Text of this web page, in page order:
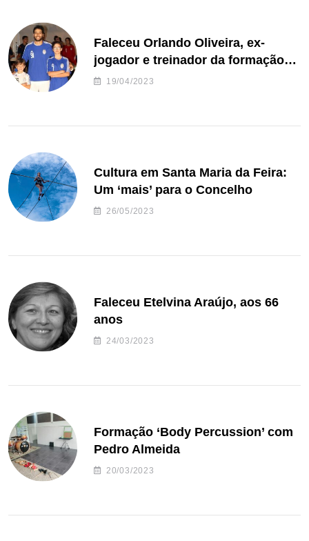
Faleceu Orlando Oliveira, ex-
jogador e treinador da formação
de andebol do Feirense
19/04/2023
Cultura em Santa Maria da Feira:
Um ‘mais’ para o Concelho
26/05/2023
Faleceu Etelvina Araújo, aos 66
anos
24/03/2023
Formação ‘Body Percussion’ com
Pedro Almeida
20/03/2023